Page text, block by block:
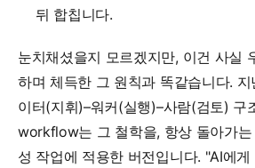
뒤 합칩니다.
눈치채셨을지 모르겠지만, 이건 사실
하며 체득한 그 원칙과 똑같습니다.
이터(지휘)–워커(실행)–사람(검토) 구
workflow는 그 철학을, 항상 돌아가는
성 작업에 적용한 버전입니다. "AI에